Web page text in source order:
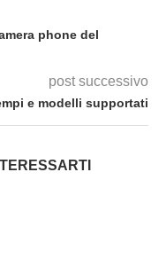
phone del
post successivo
e modelli supportati